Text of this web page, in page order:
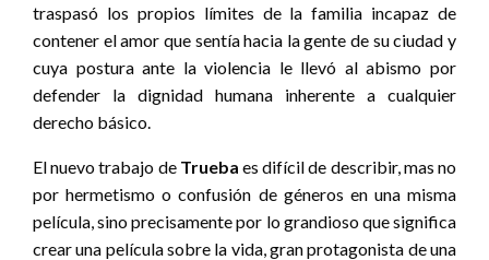
traspasó los propios límites de la familia incapaz de
contener el amor que sentía hacia la gente de su ciudad y
cuya postura ante la violencia le llevó al abismo por
defender la dignidad humana inherente a cualquier
derecho básico.
El nuevo trabajo de Trueba es difícil de describir, mas no
por hermetismo o confusión de géneros en una misma
película, sino precisamente por lo grandioso que significa
crear una película sobre la vida, gran protagonista de una